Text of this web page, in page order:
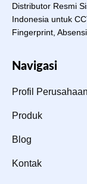
Distributor Resmi
Indonesia untuk
Fingerprint,
Navigasi
Profil Perusahaan
Produk
Blog
Kontak